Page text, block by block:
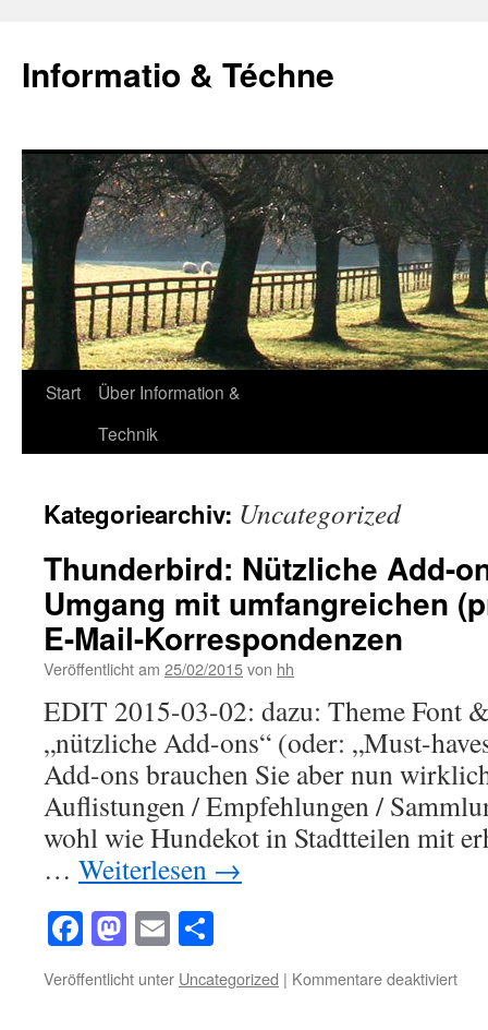
springen
Informatio & Téchne
Start
Über Information &
Technik
Kategoriearchiv: Uncategorized
Thunderbird: Nützliche Add-
Umgang mit umfangreichen
E-Mail-Korrespondenzen
Veröffentlicht am 25/02/2015von hh
EDIT 2015-03-02: dazu: Theme Font
„nützliche Add-ons“ (oder: „Must-
Add-ons brauchen Sie aber nun
Auflistungen / Empfehlungen /
wohl wie Hundekot in Stadtteilen mit
… Weiterlesen →
Facebook
Mastodon
Email
Veröffentlicht unter Uncategorized | Kommentare deaktiviertfür